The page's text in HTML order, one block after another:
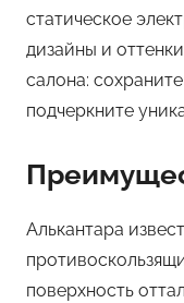
статическое
дизайны и
салона:
подчеркните
Алькантара
поверхность